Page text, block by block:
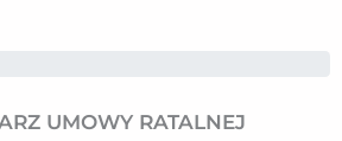
UMOWY RATALNEJ